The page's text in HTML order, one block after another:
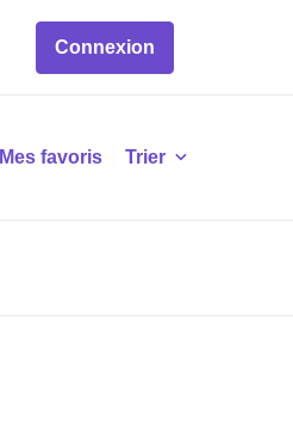
Connexion
Mes favoris Trier